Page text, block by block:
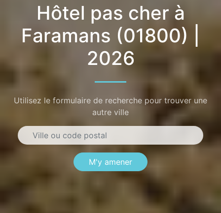
Hôtel pas cher à
Faramans (01800) |
2026
Utilisez le formulaire de recherche pour trouver une
autre ville
M'y amener